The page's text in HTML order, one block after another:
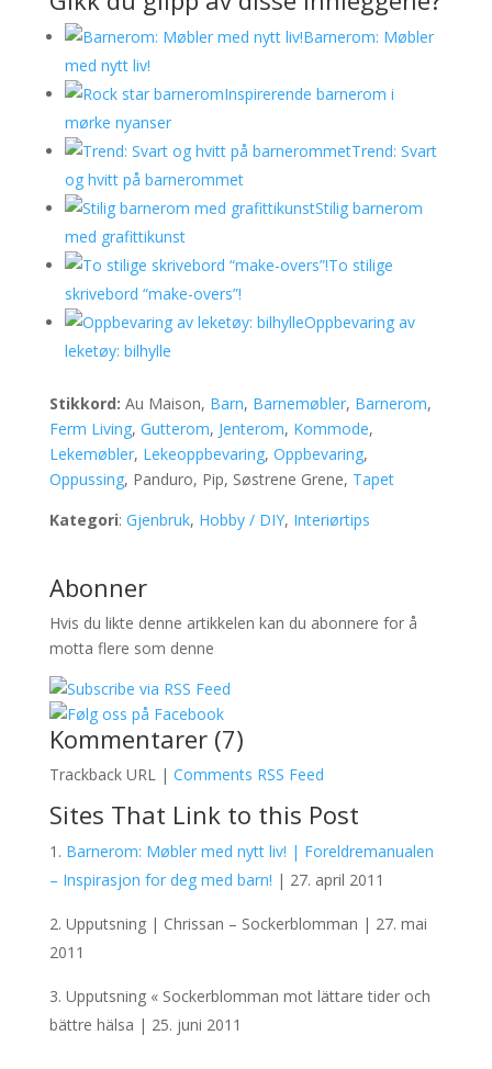
Barnerom: Møbler
med nytt liv!
Inspirerende barnerom i
mørke nyanser
Trend: Svart
og hvitt på barnerommet
Stilig barnerom
med grafittikunst
To stilige
skrivebord “make-overs”!
Oppbevaring av
leketøy: bilhylle
Stikkord: Au Maison, Barn, Barnemøbler, Barnerom,
Ferm Living, Gutterom, Jenterom, Kommode,
Lekemøbler, Lekeoppbevaring, Oppbevaring,
Oppussing, Panduro, Pip, Søstrene Grene, Tapet
Kategori: Gjenbruk, Hobby / DIY, Interiørtips
Abonner
Hvis du likte denne artikkelen kan du abonnere for å
motta flere som denne
Kommentarer (7)
Trackback URL | Comments RSS Feed
Sites That Link to this Post
Barnerom: Møbler med nytt liv! | Foreldremanualen
– Inspirasjon for deg med barn! | 27. april 2011
Upputsning | Chrissan – Sockerblomman | 27. mai
2011
Upputsning « Sockerblomman mot lättare tider och
bättre hälsa | 25. juni 2011